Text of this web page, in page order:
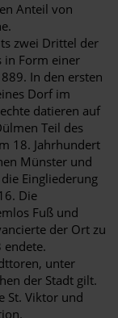
Anteil von
zwei Drittel der
in Form einer
In den ersten
Dorf im
datieren auf
Teil des
18. Jahrhundert
Münster und
Eingliederung
Die
Fuß und
der Ort zu
endete.
unter
der Stadt gilt.
St. Viktor und